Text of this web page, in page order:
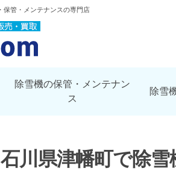
保管・メンテナンスの専門店
除雪機の保管・メンテナン
ス
除雪
石川県津幡町で除